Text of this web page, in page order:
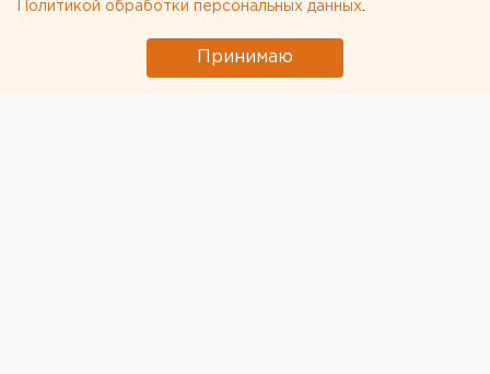
Политикой обработки персональных данных
Принимаю